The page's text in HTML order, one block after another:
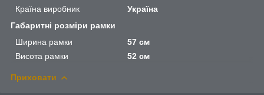
Країна виробник
Україна
Габаритні розміри рамки
Ширина рамки
57 см
Висота рамки
52 см
Приховати